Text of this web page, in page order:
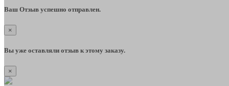
Ваш Отзыв успешно отправлен.
×
Вы уже оставляли отзыв к этому заказу.
×